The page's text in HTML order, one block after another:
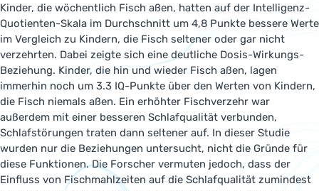
Kinder, die wöchentlich Fisch aßen, hatten auf der Intelligenz-
Quotienten-Skala im Durchschnitt um 4,8 Punkte bessere Werte
im Vergleich zu Kindern, die Fisch seltener oder gar nicht
verzehrten. Dabei zeigte sich eine deutliche Dosis-Wirkungs-
Beziehung. Kinder, die hin und wieder Fisch aßen, lagen
immerhin noch um 3.3 IQ-Punkte über den Werten von Kindern,
die Fisch niemals aßen. Ein erhöhter Fischverzehr war
außerdem mit einer besseren Schlafqualität verbunden,
Schlafstörungen traten dann seltener auf. In dieser Studie
wurden nur die Beziehungen untersucht, nicht die Gründe für
diese Funktionen. Die Forscher vermuten jedoch, dass der
Einfluss von Fischmahlzeiten auf die Schlafqualität zumindest